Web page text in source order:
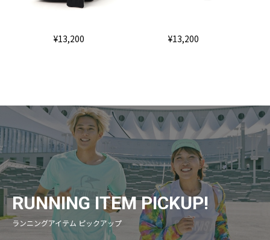
¥13,200 ¥13,200
RUNNING ITEM PICKUP!
ランニングアイテム ピックアップ